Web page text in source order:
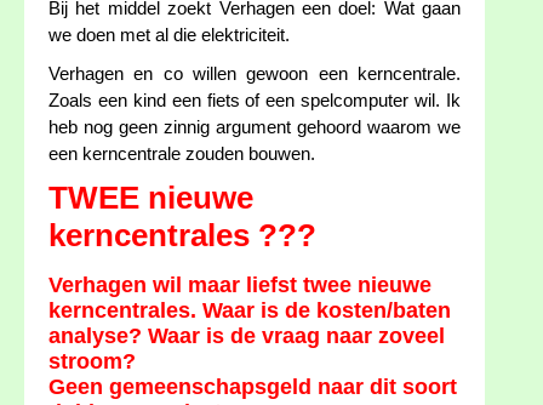
Bij het middel zoekt Verhagen een doel: Wat gaan
we doen met al die elektriciteit.
Verhagen en co willen gewoon een kerncentrale.
Zoals een kind een fiets of een spelcomputer wil. Ik
heb nog geen zinnig argument gehoord waarom we
een kerncentrale zouden bouwen.
TWEE nieuwe
kerncentrales ???
Verhagen wil maar liefst twee nieuwe
kerncentrales. Waar is de kosten/baten
analyse? Waar is de vraag naar zoveel
stroom?
Geen gemeenschapsgeld naar dit soort